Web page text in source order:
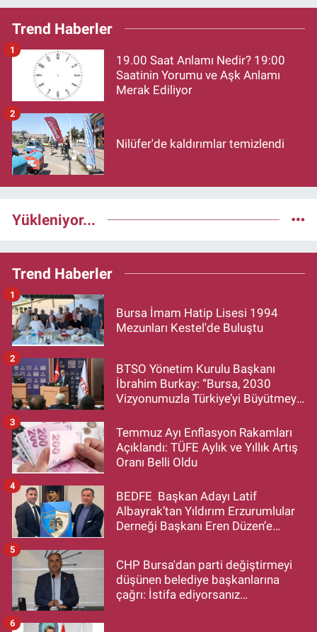
Trend Haberler
19.00 Saat Anlamı Nedir? 19:00
Saatinin Yorumu ve Aşk Anlamı
Merak Ediliyor
1
Nilüfer'de kaldırımlar temizlendi
2
Yükleniyor...
Trend Haberler
Bursa İmam Hatip Lisesi 1994
Mezunları Kestel'de Buluştu
1
BTSO Yönetim Kurulu Başkanı
İbrahim Burkay: “Bursa, 2030
Vizyonumuzla Türkiye’yi Büyütmeye
2
Temmuz Ayı Enflasyon Rakamları
Açıklandı: TÜFE Aylık ve Yıllık Artış
Oranı Belli Oldu
3
BEDFE Başkan Adayı Latif
Albayrak’tan Yıldırım Erzurumlular
Derneği Başkanı Eren Düzen’e
4
CHP Bursa'dan parti değiştirmeyi
düşünen belediye başkanlarına
çağrı: İstifa ediyorsanız
5
6